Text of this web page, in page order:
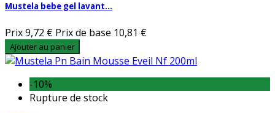
Mustela bebe gel lavant...
Prix9,72 € Prix de base 10,81 €
Ajouter au panier
-10%
Rupture de stock